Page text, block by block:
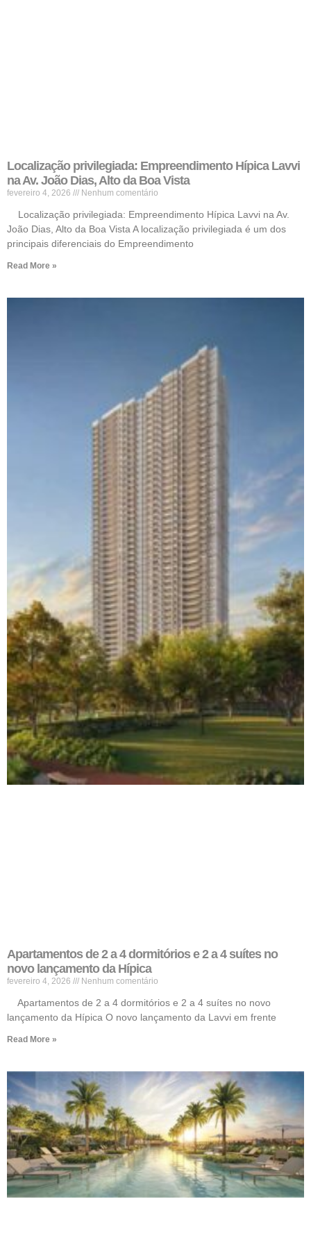
Localização privilegiada: Empreendimento Hípica Lavvi
na Av. João Dias, Alto da Boa Vista
fevereiro 4, 2026 Nenhum comentário
Localização privilegiada: Empreendimento Hípica Lavvi na Av.
João Dias, Alto da Boa Vista A localização privilegiada é um dos
principais diferenciais do Empreendimento
Read More »
Apartamentos de 2 a 4 dormitórios e 2 a 4 suítes no
novo lançamento da Hípica
fevereiro 4, 2026 Nenhum comentário
Apartamentos de 2 a 4 dormitórios e 2 a 4 suítes no novo
lançamento da Hípica O novo lançamento da Lavvi em frente
Read More »